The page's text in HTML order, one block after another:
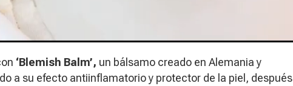
‘Blemish Balm’, un bálsamo creado en Alemania y
a su efecto antiinflamatorio y protector de la piel, después